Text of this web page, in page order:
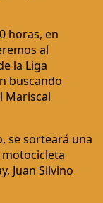
horas, en
al
la Liga
buscando
Mariscal
se sorteará una
Juan Silvino